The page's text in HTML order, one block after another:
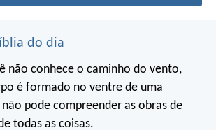
do dia
não conhece o caminho do vento,
é formado no ventre de uma
pode compreender as obras de
todas as coisas.